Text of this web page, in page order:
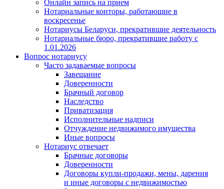
Онлайн запись на прием
Нотариальные конторы, работающие в
воскресенье
Нотариусы Беларуси, прекратившие деятельность
Нотариальные бюро, прекратившие работу с
1.01.2026
Вопрос нотариусу
Часто задаваемые вопросы
Завещание
Доверенности
Брачный договор
Наследство
Приватизация
Исполнительные надписи
Отчуждение недвижимого имущества
Иные вопросы
Нотариус отвечает
Брачные договоры
Доверенности
Договоры купли-продажи, мены, дарения
и иные договоры с недвижимостью